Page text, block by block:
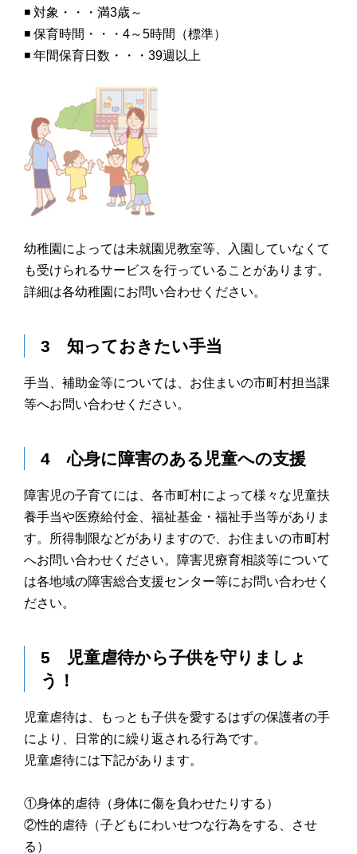
◾️ 対象・・・満3歳～
◾️ 保育時間・・・4～5時間（標準）
◾️ 年間保育日数・・・39週以上
幼稚園によっては未就園児教室等、入園していなくて
も受けられるサービスを行っていることがあります。
詳細は各幼稚園にお問い合わせください。
3 知っておきたい手当
手当、補助金等については、お住まいの市町村担当課
等へお問い合わせください。
4 心身に障害のある児童への支援
障害児の子育てには、各市町村によって様々な児童扶
養手当や医療給付金、福祉基金・福祉手当等がありま
す。所得制限などがありますので、お住まいの市町村
へお問い合わせください。障害児療育相談等について
は各地域の障害総合支援センター等にお問い合わせく
ださい。
5 児童虐待から子供を守りましょ
う！
児童虐待は、もっとも子供を愛するはずの保護者の手
により、日常的に繰り返される行為です。
児童虐待には下記があります。
①身体的虐待（身体に傷を負わせたりする）
②性的虐待（子どもにわいせつな行為をする、させ
る）